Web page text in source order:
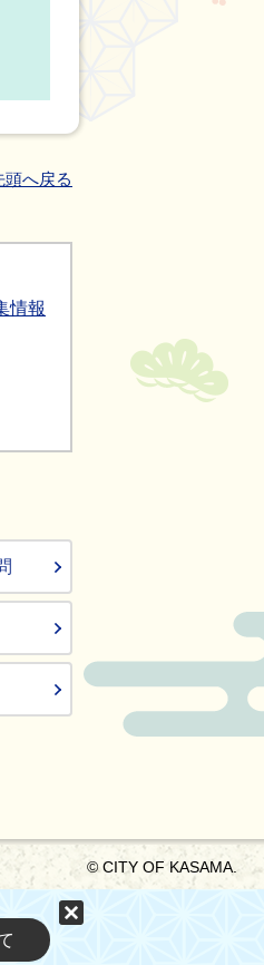
頭へ戻る
情報
© CITY OF KASAMA.